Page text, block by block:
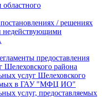
областного
/ решениях
недействующими
предоставления
района
услуг Шелеховского
в ГАУ "МФЦ ИО"
услуг, предоставляемых